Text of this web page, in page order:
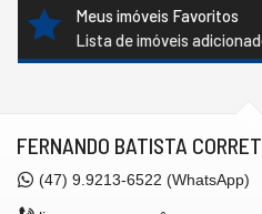
Meus imóveis Favoritos
Lista de imóveis
FERNANDO BATISTA
(47) 9.9213-6522 (WhatsApp)